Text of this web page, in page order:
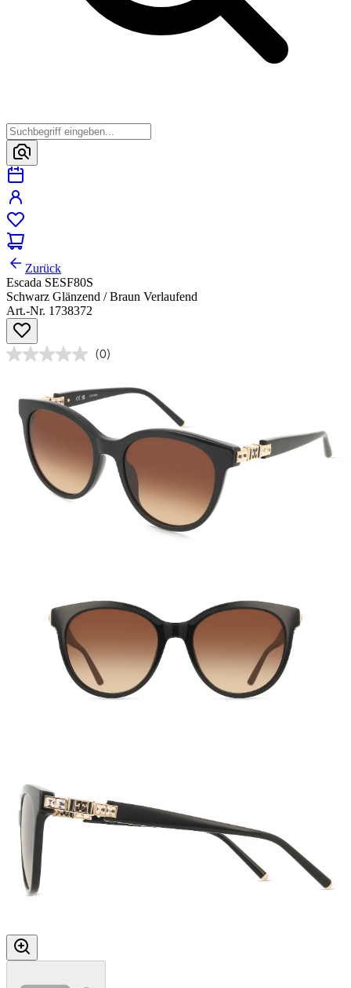
Zurück
Escada SESF80S
Schwarz Glänzend / Braun Verlaufend
Art.-Nr. 1738372
(0)